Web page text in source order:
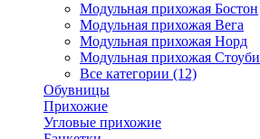
Модульная прихожая Бостон
Модульная прихожая Вега
Модульная прихожая Норд
Модульная прихожая Стоуби
Все категории (12)
Обувницы
Прихожие
Угловые прихожие